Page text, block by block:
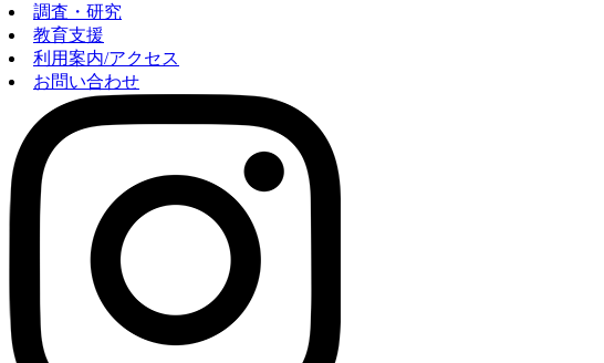
調査・研究
教育支援
利用案内/アクセス
お問い合わせ